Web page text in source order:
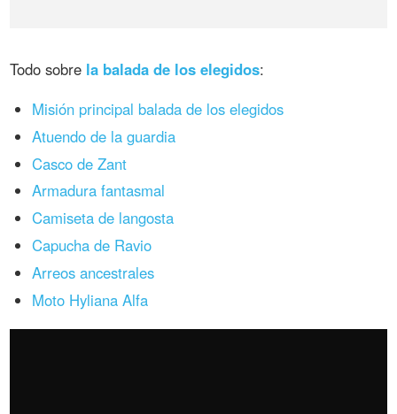
Todo sobre la balada de los elegidos:
Misión principal balada de los elegidos
Atuendo de la guardia
Casco de Zant
Armadura fantasmal
Camiseta de langosta
Capucha de Ravio
Arreos ancestrales
Moto Hyliana Alfa